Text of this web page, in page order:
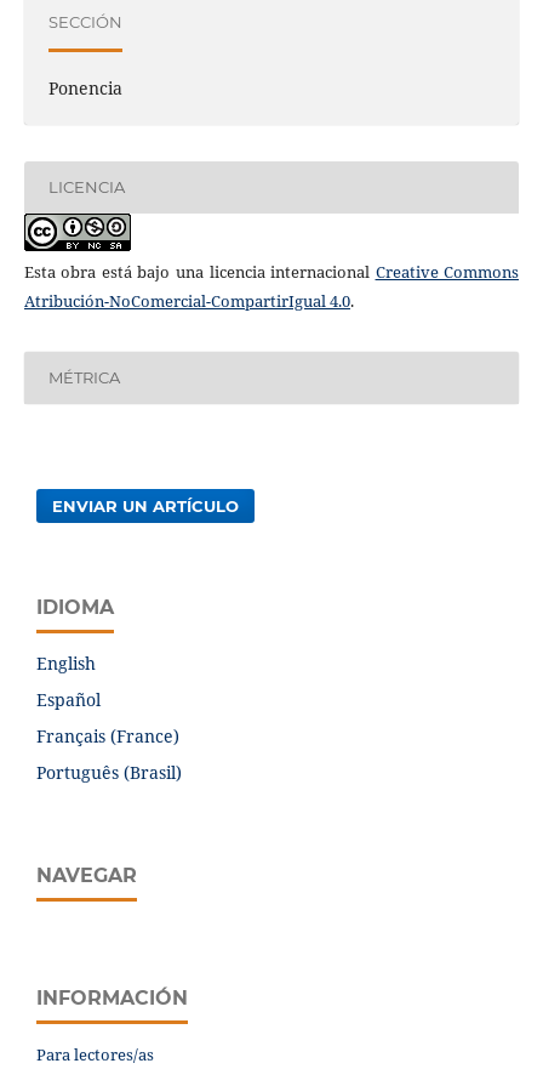
SECCIÓN
Ponencia
LICENCIA
Esta obra está bajo una licencia internacional Creative Commons
Atribución-NoComercial-CompartirIgual 4.0.
MÉTRICA
ENVIAR UN ARTÍCULO
IDIOMA
English
Español
Français (France)
Português (Brasil)
NAVEGAR
INFORMACIÓN
Para lectores/as